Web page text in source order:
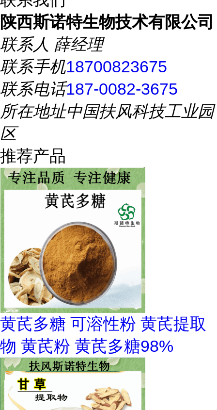
陕西斯诺特生物技术有限公司
联系人 薛经理
联系手机18700823675
联系电话187-0082-3675
所在地址中国扶风科技工业园
区
推荐产品
黄芪多糖 可溶性粉 黄芪提取
物 黄芪粉 黄芪多糖98%